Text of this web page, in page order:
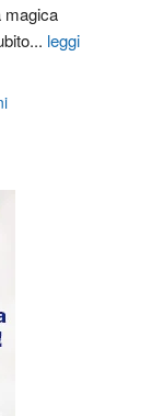
magica
... leggi